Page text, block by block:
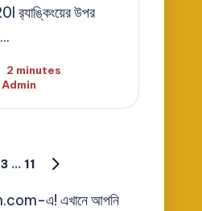
র‌্যাঙ্কিংয়ের উপর
2 minutes
3 … 11
PAGE
এ! এখানে আপনি